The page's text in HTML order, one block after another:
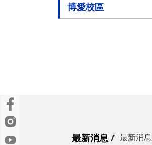
博愛校區
最新消息 最新消息